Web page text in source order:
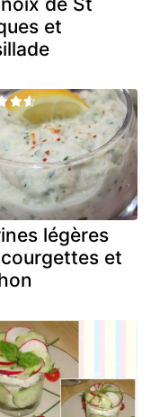
et
légères
et